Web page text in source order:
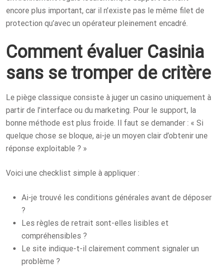
encore plus important, car il n’existe pas le même filet de
protection qu’avec un opérateur pleinement encadré.
Comment évaluer Casinia
sans se tromper de critère
Le piège classique consiste à juger un casino uniquement à
partir de l’interface ou du marketing. Pour le support, la
bonne méthode est plus froide. Il faut se demander : « Si
quelque chose se bloque, ai-je un moyen clair d’obtenir une
réponse exploitable ? »
Voici une checklist simple à appliquer :
Ai-je trouvé les conditions générales avant de déposer
?
Les règles de retrait sont-elles lisibles et
compréhensibles ?
Le site indique-t-il clairement comment signaler un
problème ?